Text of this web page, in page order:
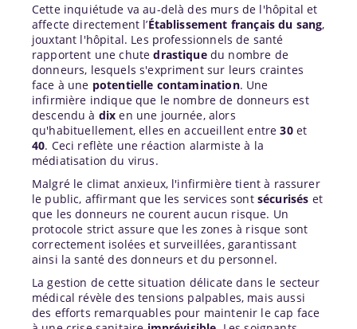
Cette inquiétude va au-delà des murs de l'hôpital et
affecte directement l’Établissement français du sang,
jouxtant l'hôpital. Les professionnels de santé
rapportent une chutedrastiquedu nombre de
donneurs, lesquels s'expriment sur leurs craintes
face à une potentielle contamination. Une
infirmière indique que le nombre de donneurs est
descendu à dix en une journée, alors
qu'habituellement, elles en accueillent entre30et
40. Ceci reflète une réaction alarmiste à la
médiatisation du virus.
Malgré le climat anxieux, l'infirmière tient à rassurer
le public, affirmant que les services sont sécurisés et
que les donneurs ne courent aucun risque. Un
protocole strict assure que les zones à risque sont
correctement isolées et surveillées, garantissant
ainsi la santé des donneurs et du personnel.
La gestion de cette situation délicate dans le secteur
médical révèle des tensions palpables, mais aussi
des efforts remarquables pour maintenir le cap face